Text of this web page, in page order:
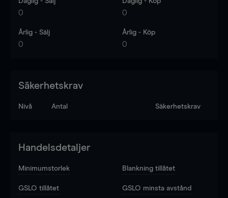
0 0
Årlig - Sälj
0
Årlig - Köp
0
Säkerhetskrav
Nivå Antal Säkerhetskrav
Handelsdetaljer
Minimumstorlek Blankning tillåtet
GSLO tillåtet GSLO minsta avstånd